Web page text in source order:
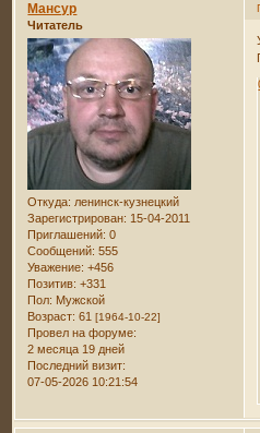
Мансур
Читатель
Откуда: ленинск-кузнецкий
Зарегистрирован: 15-04-2011
Приглашений: 0
Сообщений: 555
Уважение: +456
Позитив: +331
Пол: Мужской
Возраст: 61[1964-10-22]
Провел на форуме:
2 месяца 19 дней
Последний визит:
07-05-2026 10:21:54